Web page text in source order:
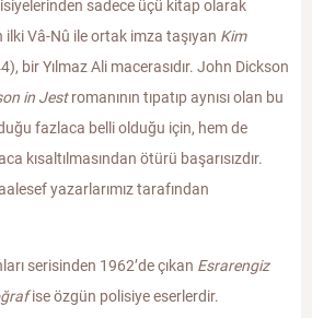
sadece üçü kitap olarak
ilki Vâ-Nû ile ortak imza taşıyan Kim
bir Yılmaz Ali macerasıdır. John Dickson
in Jestromanının tıpatıp aynısı olan bu
fazlaca belli olduğu için, hem de
kısaltılmasından ötürü başarısızdır.
yazarlarımız tarafından
serisinden 1962’de çıkan Esrarengiz
ise özgün polisiye eserlerdir.